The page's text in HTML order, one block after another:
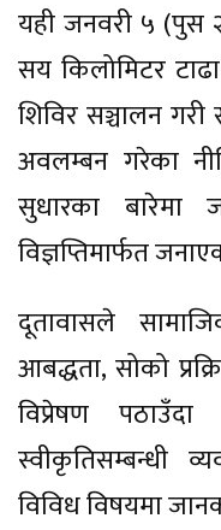
यही जनवरी ५ (पुस
सय किलोमिटर
शिविर सञ्चालन
अवलम्बन गरेका
सुधारका बारेमा
विज्ञप्तिमार्फत
दूतावासले
आबद्धता, सोको
विप्रेषण पठाउँदा
स्वीकृतिसम्बन्धी
विविध विषयमा